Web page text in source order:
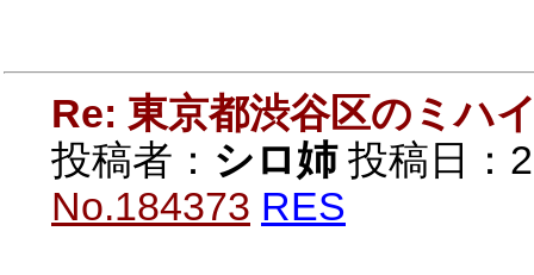
Re: 東京都渋谷区のミハ
投稿者： シロ姉投稿日：
No.184373 RES